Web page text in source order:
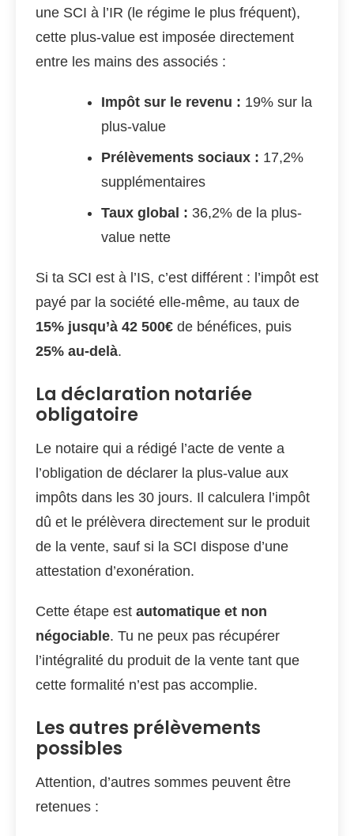
une SCI à l’IR (le régime le plus fréquent),
cette plus-value est imposée directement
entre les mains des associés :
Impôt sur le revenu : 19% sur la
plus-value
Prélèvements sociaux : 17,2%
supplémentaires
Taux global : 36,2% de la plus-
value nette
Si ta SCI est à l’IS, c’est différent : l’impôt est
payé par la société elle-même, au taux de
15% jusqu’à 42 500€ de bénéfices, puis
25% au-delà.
La déclaration notariée
obligatoire
Le notaire qui a rédigé l’acte de vente a
l’obligation de déclarer la plus-value aux
impôts dans les 30 jours. Il calculera l’impôt
dû et le prélèvera directement sur le produit
de la vente, sauf si la SCI dispose d’une
attestation d’exonération.
Cette étape est automatique et non
négociable. Tu ne peux pas récupérer
l’intégralité du produit de la vente tant que
cette formalité n’est pas accomplie.
Les autres prélèvements
possibles
Attention, d’autres sommes peuvent être
retenues :